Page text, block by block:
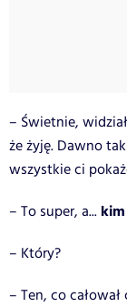
– Świetnie,
że żyję. Dawno
wszystkie ci
– To super, a...
– Który?
– Ten, co